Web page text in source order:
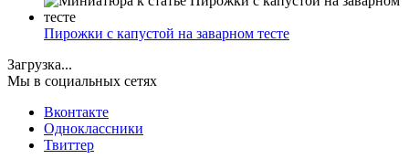
Пирожки с капустой на заварном тесте
Загрузка...
Мы в социальных сетях
Вконтакте
Одноклассники
Твиттер